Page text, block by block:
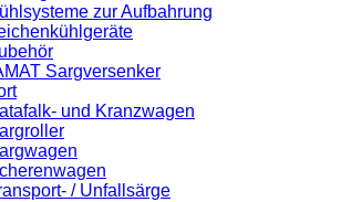
zur Aufbahrung
Sargversenker
und Kranzwagen
/ Unfallsärge